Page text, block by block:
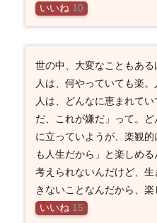
いいね 10
世の中、大変なこともあ
人は、何やっていても楽
人は、どんなに恵まれて
だ、これが嫌だ」って。
に立っていようが、楽観
も人生だから」と楽しめ
考えられないんだけど、
きないことなんだから、
いいね 15